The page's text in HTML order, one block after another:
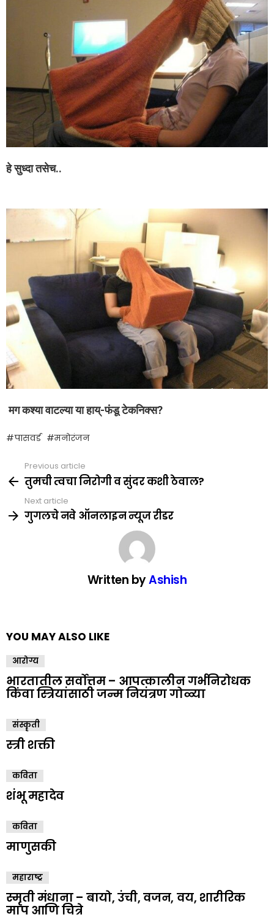
हे सुध्दा तसेच..
मग कश्या वाटल्या या हाय्-फंडू टेकनिक्स?
पासवर्ड मनोरंजन
more
Previous article
तुमची त्वचा निरोगी व सुंदर कशी ठेवाल?
Next article
गुगलचे नवे ऑनलाइन न्यूज रीडर
Written byAshish
YOU MAY ALSO LIKE
आरोग्य
भारतातील सर्वोत्तम – आपत्कालीन गर्भनिरोधक
किंवा स्त्रियांसाठी जन्म नियंत्रण गोळ्या
संस्कॄती
स्त्री शक्ती
कविता
शंभू महादेव
कविता
माणुसकी
महाराष्ट्र
स्मृती मंधाना – बायो, उंची, वजन, वय, शारीरिक
माप आणि चित्रे